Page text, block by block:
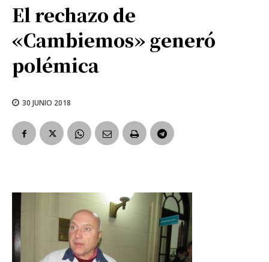
El rechazo de
«Cambiemos» generó
polémica
30 JUNIO 2018